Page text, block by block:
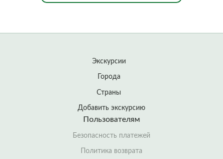
Экскурсии
Города
Страны
Добавить экскурсию
Пользователям
Безопасность платежей
Политика возврата